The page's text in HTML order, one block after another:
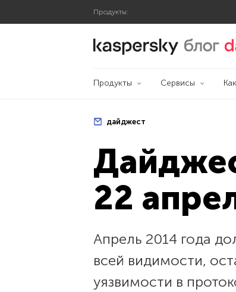
Продукты:
Блог
Продукты Сервисы
дайджест
22
Апрель 2014 года
всей видимости,
уязвимости в